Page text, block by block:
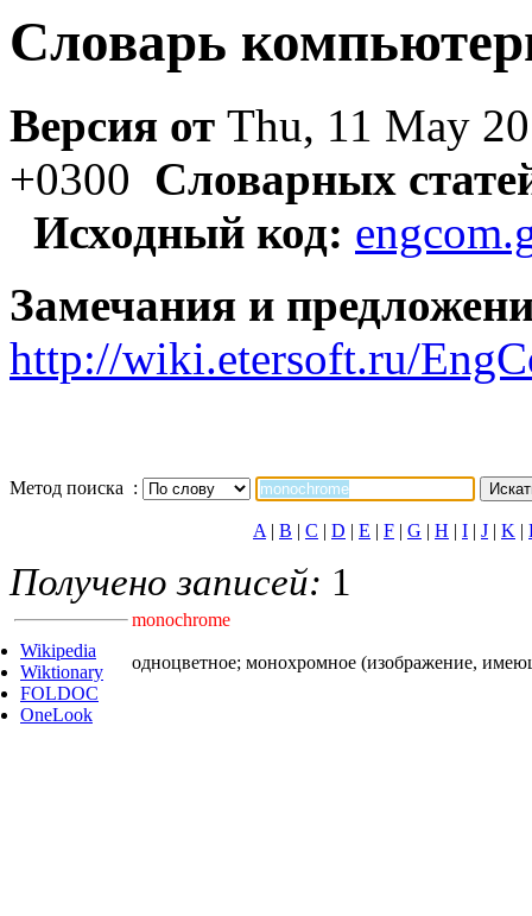
Словарь
Версия от Thu, 11 May
+0300 Словарных
Исходный код:
Замечания и
http://wiki.etersoft.ru/
Метод поиска :
A| B | C | D | E | F | G | H | I | J | K |
Получено записей: 1
Wikipedia
Wiktionary
FOLDOC
OneLook
monochrome
одноцветное; монохромное (изображение,